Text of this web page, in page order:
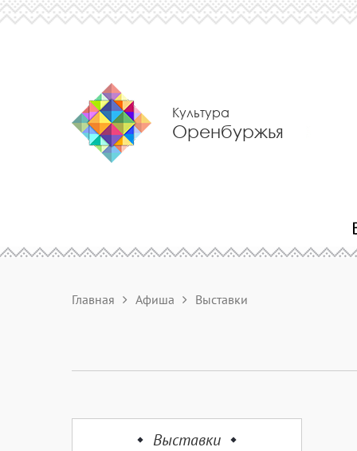
Культура
Оренбуржья
Главная Афиша Выставки
Выставки